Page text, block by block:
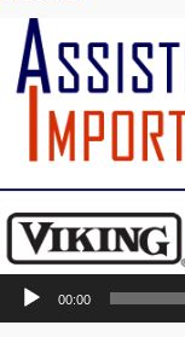
Tocador
vídeo
00:00